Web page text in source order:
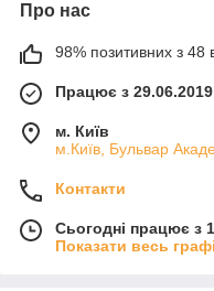
Про нас
98% позитивних з 48
Працює з 29.06.2019
м. Київ
м.Київ, Бульвар
Контакти
Сьогодні працює з
Показати весь